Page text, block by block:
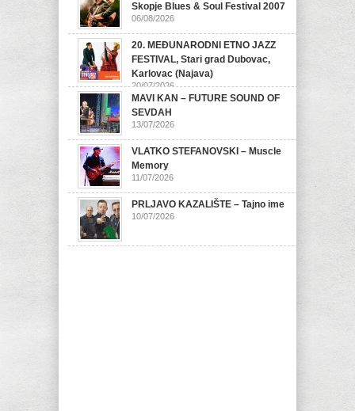
Skopje Blues & Soul Festival 2007
06/08/2026
20. MEĐUNARODNI ETNO JAZZ
FESTIVAL, Stari grad Dubovac,
Karlovac (Najava)
20/07/2026
MAVI KAN – FUTURE SOUND OF
SEVDAH
13/07/2026
VLATKO STEFANOVSKI – Muscle
Memory
11/07/2026
PRLJAVO KAZALIŠTE – Tajno ime
10/07/2026